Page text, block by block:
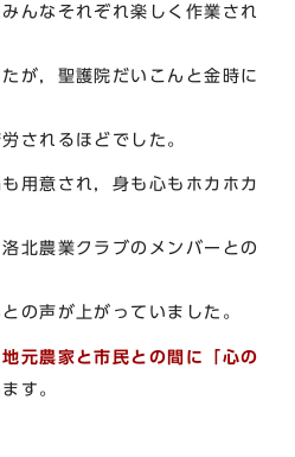
んなそれぞれ楽しく作業され
が，聖護院だいこんと金時に
されるほどでした。
用意され，身も心もホカホカ
北農業クラブのメンバーとの
の声が上がっていました。
地元農家と市民との間に「心の
す。